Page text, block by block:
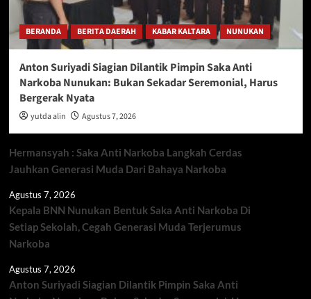
BERANDA BERITA DAERAH KABAR KALTARA NUNUKAN
Anton Suriyadi Siagian Dilantik Pimpin Saka Anti
Narkoba Nunukan: Bukan Sekadar Seremonial, Harus
Bergerak Nyata
yutda alin Agustus 7, 2026
Hermansyah : Saka Anti Narkoba Langkah Cerdas
Jauhkan Generasi Muda Dari Bahaya Narkoba
Agustus 7, 2026
Kepala BNN Nunukan Bentuk Saka Anti Narkoba Di
Setiap Sekolah, Cegah Generasi Muda Terjerumus
Narkoba
Agustus 7, 2026
Anton Suriyadi Siagian Dilantik Pimpin Saka Anti